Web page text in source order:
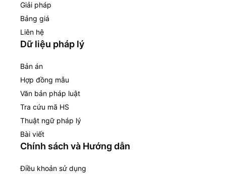
Giải pháp
Bảng giá
Liên hệ
Dữ liệu pháp lý
Bản án
Hợp đồng mẫu
Văn bản pháp luật
Tra cứu mã HS
Thuật ngữ pháp lý
Bài viết
Chính sách và Hướng dẫn
Điều khoản sử dụng